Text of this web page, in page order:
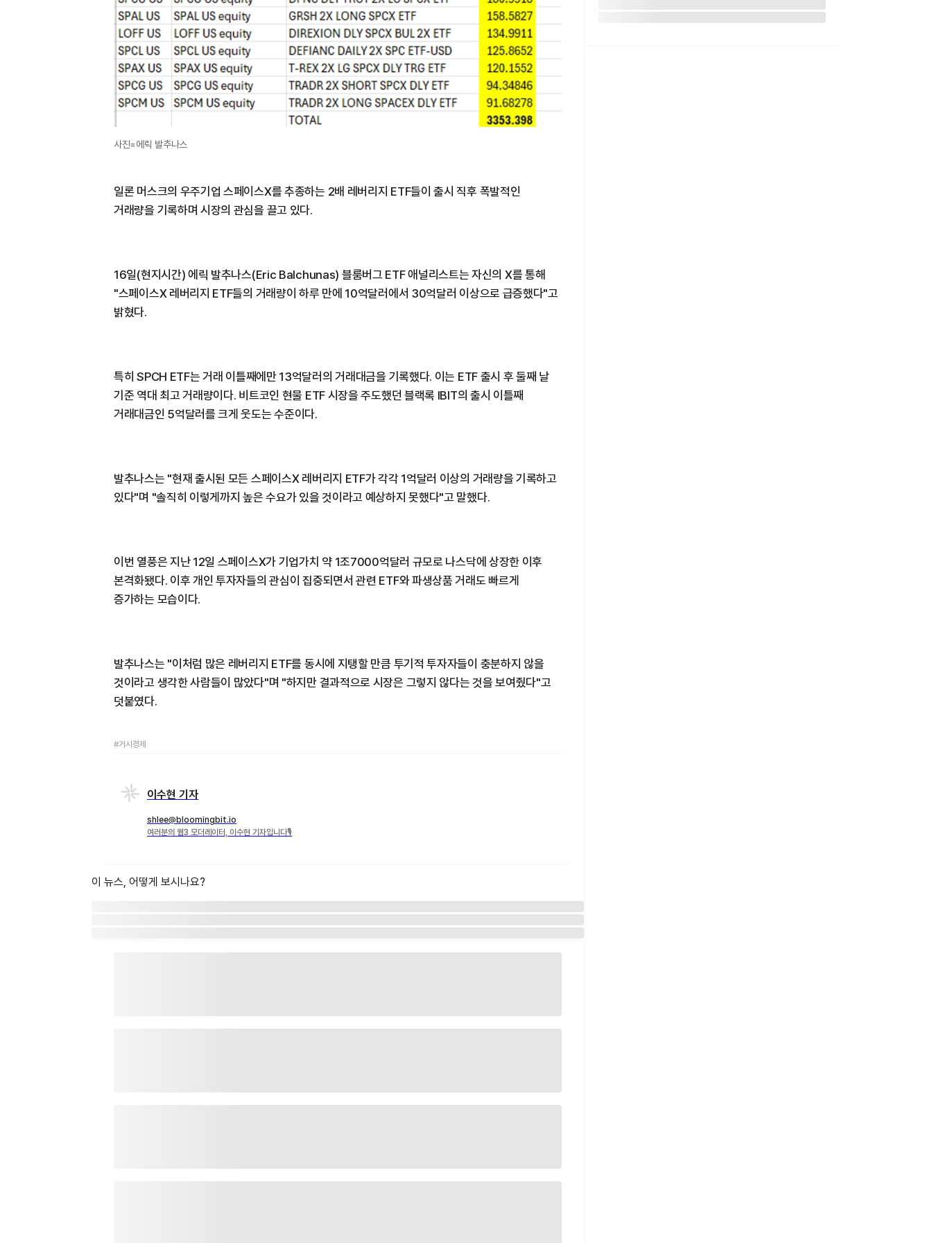
사진=에릭 발추나스
일론 머스크의 우주기업 스페이스X를 추종하는 2배 레버리지 ETF들이 출시 직후 폭발적인
거래량을 기록하며 시장의 관심을 끌고 있다.
16일(현지시간) 에릭 발추나스(Eric Balchunas) 블룸버그 ETF 애널리스트는 자신의 X를 통해
"스페이스X 레버리지 ETF들의 거래량이 하루 만에 10억달러에서 30억달러 이상으로 급증했다"고
밝혔다.
특히 SPCH ETF는 거래 이틀째에만 13억달러의 거래대금을 기록했다. 이는 ETF 출시 후 둘째 날
기준 역대 최고 거래량이다. 비트코인 현물 ETF 시장을 주도했던 블랙록 IBIT의 출시 이틀째
거래대금인 5억달러를 크게 웃도는 수준이다.
발추나스는 "현재 출시된 모든 스페이스X 레버리지 ETF가 각각 1억달러 이상의 거래량을 기록하고
있다"며 "솔직히 이렇게까지 높은 수요가 있을 것이라고 예상하지 못했다"고 말했다.
이번 열풍은 지난 12일 스페이스X가 기업가치 약 1조7000억달러 규모로 나스닥에 상장한 이후
본격화됐다. 이후 개인 투자자들의 관심이 집중되면서 관련 ETF와 파생상품 거래도 빠르게
증가하는 모습이다.
발추나스는 "이처럼 많은 레버리지 ETF를 동시에 지탱할 만큼 투기적 투자자들이 충분하지 않을
것이라고 생각한 사람들이 많았다"며 "하지만 결과적으로 시장은 그렇지 않다는 것을 보여줬다"고
덧붙였다.
#거시경제
이수현 기자
shlee@bloomingbit.io
여러분의 웹3 모더레이터, 이수현 기자입니다🎙
이 뉴스, 어떻게 보시나요?